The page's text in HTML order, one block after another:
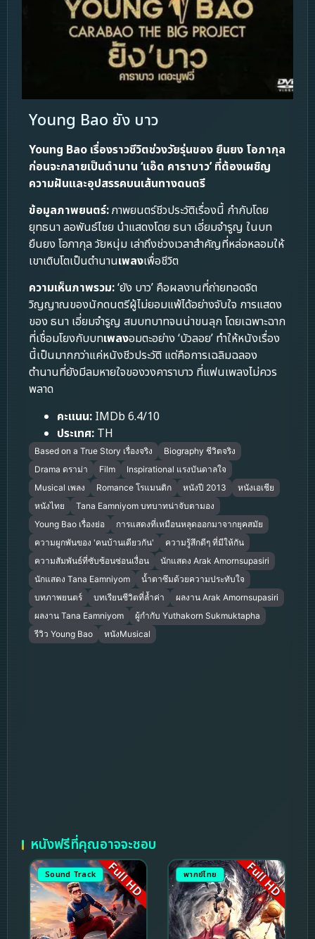
Young Bao ยัง บาว
Young Bao เรื่องราวชีวิตช่วงวัยรุ่นของ ยืนยง โอภากุล
ก่อนจะกลายเป็นตำนาน ‘แอ๊ด คาราบาว’ ที่ต้องเผชิญ
ความฝันและอุปสรรคบนเส้นทางดนตรี
ข้อมูลภาพยนตร์:ภาพยนตร์ชีวประวัติเรื่องนี้ กำกับโดย
ยุทธนา ลอพันธ์ไชย นำแสดงโดย ธนา เอี่ยมจำรูญ ในบท
ยืนยง โอภากุล วัยหนุ่ม เล่าถึงช่วงเวลาสำคัญที่หล่อหลอมให้
เขาเติบโตเป็นตำนานเพลงเพื่อชีวิต
ความเห็นภาพรวม:‘ยัง บาว’ คือผลงานที่ถ่ายทอดจิต
วิญญาณของนักดนตรีผู้ไม่ยอมแพ้ได้อย่างจับใจ การแสดง
ของ ธนา เอี่ยมจำรูญ สมบทบาทจนน่าขนลุก โดยเฉพาะฉาก
ที่เชื่อมโยงกับบทเพลงอมตะอย่าง ‘บัวลอย’ ทำให้หนังเรื่อง
นี้เป็นมากกว่าแค่หนังชีวประวัติ แต่คือการเฉลิมฉลอง
ตำนานที่ยังมีลมหายใจของวงคาราบาว ที่แฟนเพลงไม่ควร
พลาด
คะแนน: IMDb 6.4/10
ประเทศ: TH
Based on a True Story เรื่องจริง
Biography ชีวิตจริง
Drama ดราม่า
Film
Inspirational แรงบันดาลใจ
Musical เพลง
Romance โรแมนติก หนังปี 2013
หนังเอเชีย
หนังไทย
Tana Eamniyom บทบาทน่าจับตามอง
Young Bao เรื่องย่อ
การแสดงที่เหมือนหลุดออกมาจากยุคสมัย
ความผูกพันของ 'คนบ้านเดียวกัน'
ความรู้สึกดีๆ ที่มีให้กัน
ความสัมพันธ์ที่ซับซ้อนซ่อนเงื่อน
นักแสดง Arak Amornsupasiri
นักแสดง Tana Eamniyom
น้ำตาซึมด้วยความประทับใจ
บทภาพยนตร์
บทเรียนชีวิตที่ล้ำค่า
ผลงาน Arak Amornsupasiri
ผลงาน Tana Eamniyom
ผู้กำกับ Yuthakorn Sukmuktapha
รีวิว Young Bao
หนังMusical
หนังฟรีที่คุณอาจจะชอบ
Sound Track Full HD พากย์ไทย Full HD